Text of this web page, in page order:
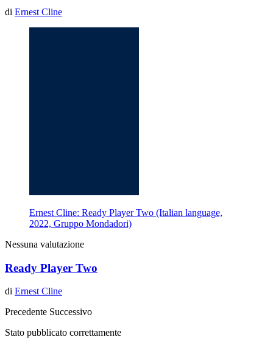
di Ernest Cline
Ernest Cline: Ready Player Two (Italian language,
2022, Gruppo Mondadori)
Nessuna valutazione
Ready Player Two
di Ernest Cline
Precedente Successivo
Stato pubblicato correttamente